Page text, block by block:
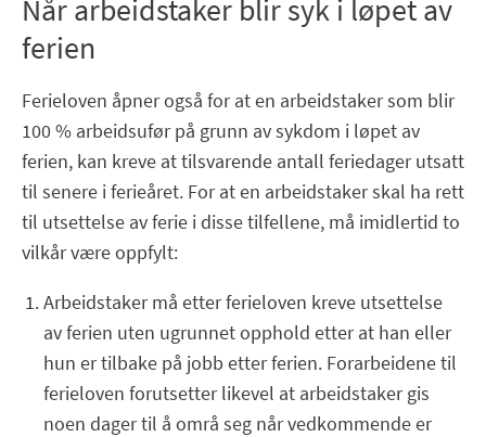
Når arbeidstaker blir syk i løpet av
ferien
Ferieloven åpner også for at en arbeidstaker som blir
100 % arbeidsufør på grunn av sykdom i løpet av
ferien, kan kreve at tilsvarende antall feriedager utsatt
til senere i ferieåret. For at en arbeidstaker skal ha rett
til utsettelse av ferie i disse tilfellene, må imidlertid to
vilkår være oppfylt:
Arbeidstaker må etter ferieloven kreve utsettelse
av ferien uten ugrunnet opphold etter at han eller
hun er tilbake på jobb etter ferien. Forarbeidene til
ferieloven forutsetter likevel at arbeidstaker gis
noen dager til å områ seg når vedkommende er